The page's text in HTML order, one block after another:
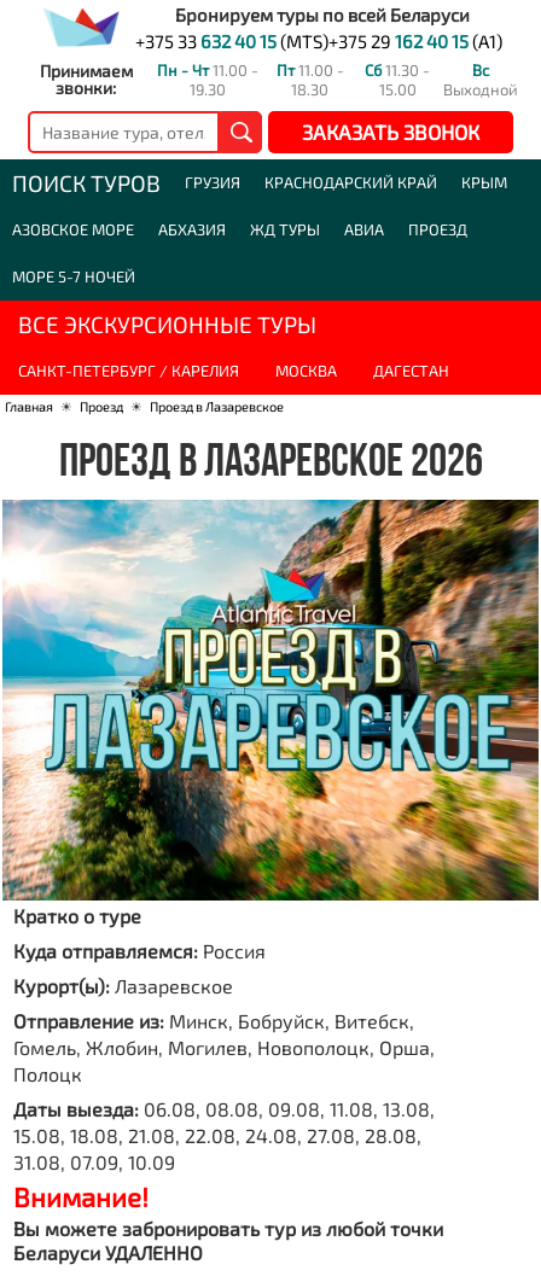
Бронируем туры по всей Беларуси
+375 33 632 40 15(MTS)+375 29 162 40 15(A1)
Принимаем
звонки:
Пн - Чт11.00 -
19.30
Пт11.00 -
18.30
Сб11.30 -
15.00
Вс
Выходной
ЗАКАЗАТЬ ЗВОНОК
ПОИСК ТУРОВ ГРУЗИЯ КРАСНОДАРСКИЙ КРАЙ КРЫМ
АЗОВСКОЕ МОРЕ АБХАЗИЯ ЖД ТУРЫ АВИА ПРОЕЗД
МОРЕ 5-7 НОЧЕЙ
ВСЕ ЭКСКУРСИОННЫЕ ТУРЫ
САНКТ-ПЕТЕРБУРГ / КАРЕЛИЯ МОСКВА ДАГЕСТАН
Главная ☀ Проезд ☀ Проезд в Лазаревское
ПРОЕЗД В ЛАЗАРЕВСКОЕ 2026
Кратко о туре
Куда отправляемся: Россия
Курорт(ы): Лазаревское
Отправление из: Минск, Бобруйск, Витебск,
Гомель, Жлобин, Могилев, Новополоцк, Орша,
Полоцк
Даты выезда: 06.08, 08.08, 09.08, 11.08, 13.08,
15.08, 18.08, 21.08, 22.08, 24.08, 27.08, 28.08,
31.08, 07.09, 10.09
Внимание!
Вы можете забронировать тур из любой точки
Беларуси УДАЛЕННО